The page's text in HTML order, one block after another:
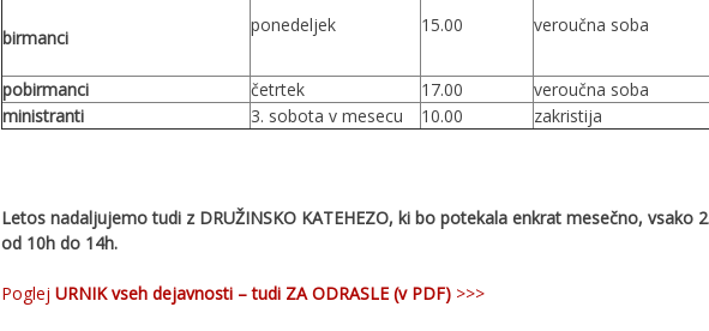
birmanci
ponedeljek 15.00 veroučna soba
pobirmanci četrtek 17.00 veroučna soba
ministranti
3. sobota v mesecu 10.00 zakristija
Letos nadaljujemo tudi z DRUŽINSKO KATEHEZO, ki bo potekala enkrat mesečno, vsako
od 10h do 14h.
Poglej URNIK vseh dejavnosti – tudi ZA ODRASLE (v PDF)>>>